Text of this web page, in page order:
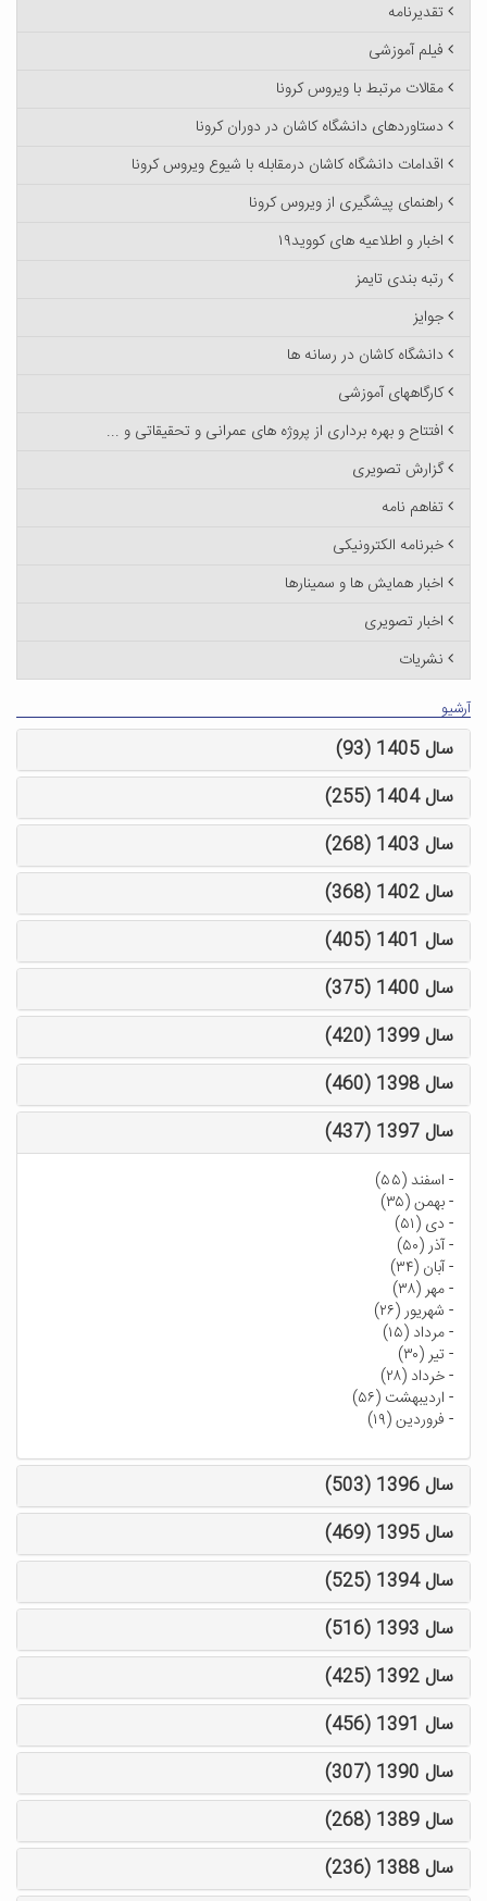
تقدیرنامه
فیلم آموزشی
مقالات مرتبط با ویروس کرونا
دستاوردهای دانشگاه کاشان در دوران کرونا
اقدامات دانشگاه کاشان درمقابله با شیوع ویروس کرونا
راهنمای پیشگیری از ویروس کرونا
اخبار و اطلاعیه های کووید۱۹
رتبه بندی تایمز
جوایز
دانشگاه کاشان در رسانه ها
کارگاههای آموزشی
افتتاح و بهره برداری از پروژه های عمرانی و تحقیقاتی و ...
گزارش تصویری
تفاهم نامه
خبرنامه الکترونیکی
اخبار همایش ها و سمینارها
اخبار تصویری
نشریات
آرشیو
سال 1405 (93)
سال 1404 (255)
سال 1403 (268)
سال 1402 (368)
سال 1401 (405)
سال 1400 (375)
سال 1399 (420)
سال 1398 (460)
سال 1397 (437)
- اسفند (۵۵)
-بهمن (۳۵)
- دی (۵۱)
-آذر (۵۰)
-آبان (۳۴)
-مهر (۳۸)
- شهریور (۲۶)
-مرداد (۱۵)
-تیر (۳۰)
-خرداد (۲۸)
- اردیبهشت (۵۶)
- فروردین (۱۹)
سال 1396 (503)
سال 1395 (469)
سال 1394 (525)
سال 1393 (516)
سال 1392 (425)
سال 1391 (456)
سال 1390 (307)
سال 1389 (268)
سال 1388 (236)